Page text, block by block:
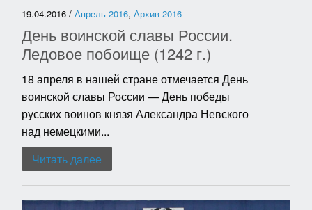
19.04.2016 / Апрель 2016, Архив 2016
День воинской славы России.
Ледовое побоище (1242 г.)
18 апреля в нашей стране отмечается День
воинской славы России — День победы
русских воинов князя Александра Невского
над немецкими...
Читать далее